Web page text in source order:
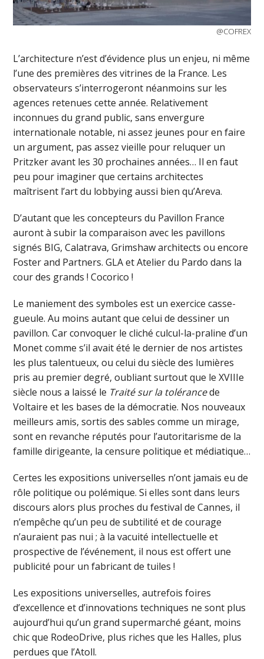
@COFREX
L’architecture n’est d’évidence plus un enjeu, ni même
l’une des premières des vitrines de la France. Les
observateurs s’interrogeront néanmoins sur les
agences retenues cette année. Relativement
inconnues du grand public, sans envergure
internationale notable, ni assez jeunes pour en faire
un argument, pas assez vieille pour reluquer un
Pritzker avant les 30 prochaines années… Il en faut
peu pour imaginer que certains architectes
maîtrisent l’art du lobbying aussi bien qu’Areva.
D’autant que les concepteurs du Pavillon France
auront à subir la comparaison avec les pavillons
signés BIG, Calatrava, Grimshaw architects ou encore
Foster and Partners. GLA et Atelier du Pardo dans la
cour des grands ! Cocorico !
Le maniement des symboles est un exercice casse-
gueule. Au moins autant que celui de dessiner un
pavillon. Car convoquer le cliché culcul-la-praline d’un
Monet comme s’il avait été le dernier de nos artistes
les plus talentueux, ou celui du siècle des lumières
pris au premier degré, oubliant surtout que le XVIIIe
siècle nous a laissé le Traité sur la tolérancede
Voltaire et les bases de la démocratie. Nos nouveaux
meilleurs amis, sortis des sables comme un mirage,
sont en revanche réputés pour l’autoritarisme de la
famille dirigeante, la censure politique et médiatique…
Certes les expositions universelles n’ont jamais eu de
rôle politique ou polémique. Si elles sont dans leurs
discours alors plus proches du festival de Cannes, il
n’empêche qu’un peu de subtilité et de courage
n’auraient pas nui ; à la vacuité intellectuelle et
prospective de l’événement, il nous est offert une
publicité pour un fabricant de tuiles !
Les expositions universelles, autrefois foires
d’excellence et d’innovations techniques ne sont plus
aujourd’hui qu’un grand supermarché géant, moins
chic que RodeoDrive, plus riches que les Halles, plus
perdues que l’Atoll.